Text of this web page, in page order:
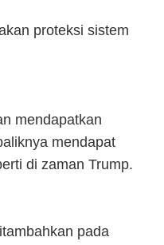
proteksi sistem
mendapatkan
mendapat
di zaman Trump.
pada